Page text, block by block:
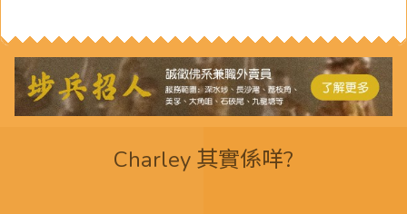
Charley 其實係咩?